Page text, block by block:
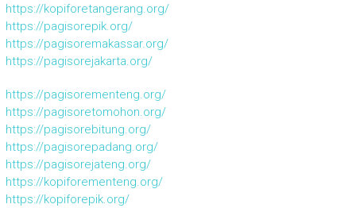
https://kopiforetangerang.org/
https://pagisorepik.org/
https://pagisoremakassar.org/
https://pagisorejakarta.org/
https://pagisorementeng.org/
https://pagisoretomohon.org/
https://pagisorebitung.org/
https://pagisorepadang.org/
https://pagisorejateng.org/
https://kopiforementeng.org/
https://kopiforepik.org/